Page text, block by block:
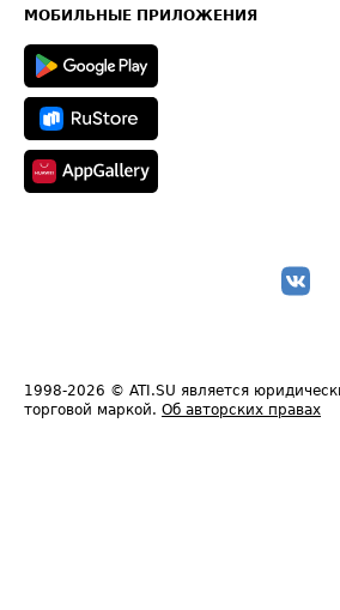
Техническая информация
МОБИЛЬНЫЕ ПРИЛОЖЕНИЯ
1998-2026 © ATI.SU является
торговой маркой. Об авторских правах